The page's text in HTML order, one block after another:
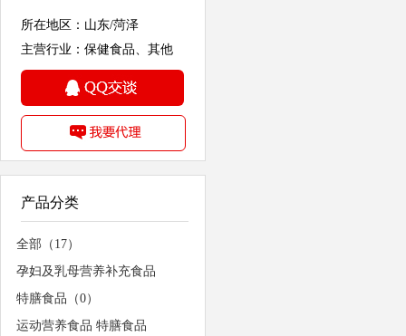
所在地区：山东/菏泽
主营行业：保健食品、其他
产品分类
全部（17）
孕妇及乳母营养补充食品
特膳食品（0）
运动营养食品 特膳食品